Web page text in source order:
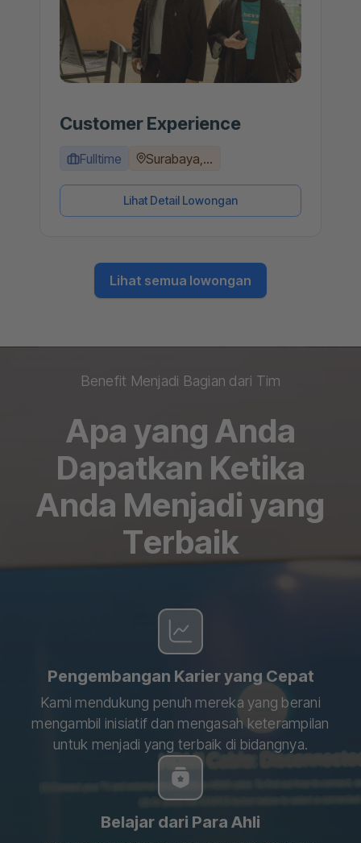
Customer Experience
Fulltime Surabaya,...
Lihat Detail Lowongan
Lihat semua lowongan
Benefit Menjadi Bagian dari Tim
Apa yang Anda
Dapatkan Ketika
Anda Menjadi yang
Terbaik
Pengembangan Karier yang Cepat
Kami mendukung penuh mereka yang berani
mengambil inisiatif dan mengasah keterampilan
untuk menjadi yang terbaik di bidangnya.
Belajar dari Para Ahli